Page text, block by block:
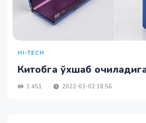
HI-TECH
Китобга ўхшаб
1 451 2022-03-02 18:56